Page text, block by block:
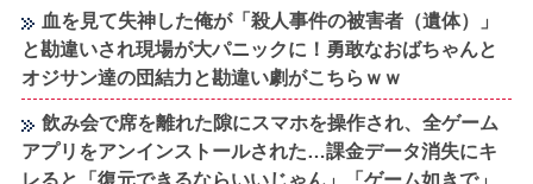
血を見て失神した俺が「殺人事件の被害者（遺体）」
と勘違いされ現場が大パニックに！勇敢なおばちゃんと
オジサン達の団結力と勘違い劇がこちらｗｗ
飲み会で席を離れた隙にスマホを操作され、全ゲーム
アプリをアンインストールされた…課金データ消失にキ
レると「復元できるならいいじゃん」「ゲーム如きで」